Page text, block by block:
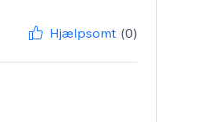
Hjælpsomt (0)